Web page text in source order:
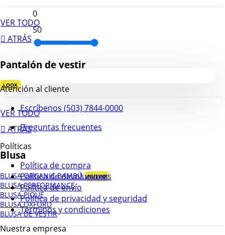
VER TODO
ATRÁS
Pantalón de vestir
LOOK
VER TODO
ATRÁS
Blusa
BLUSA ORGANIC BAMBÚ ¡NUEVO!
BLUSA PERFORMANCE
BLUSA PIQUÉ
BLUSA OXFORD
BLUSA DE VESTIR
Atención al cliente
Escríbenos (503) 7844-0000
Preguntas frecuentes
Políticas
Política de compra
Política de devoluciones
Política de envío
Política de privacidad y seguridad
Terminos y condiciones
Nuestra empresa